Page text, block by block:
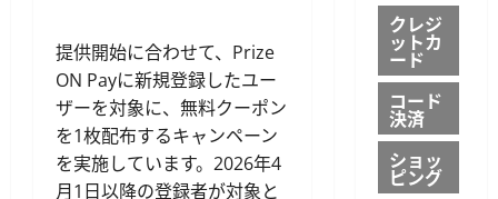
提供開始に合わせて、Prize
ON Payに新規登録したユー
ザーを対象に、無料クーポン
を1枚配布するキャンペーン
を実施しています。2026年4
月1日以降の登録者が対象と
クレジ
ットカ
ード
コード
決済
ショッ
ピング